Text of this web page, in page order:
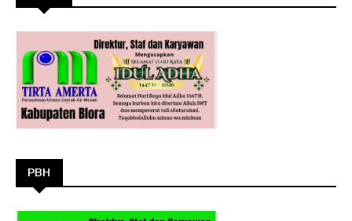
PBH